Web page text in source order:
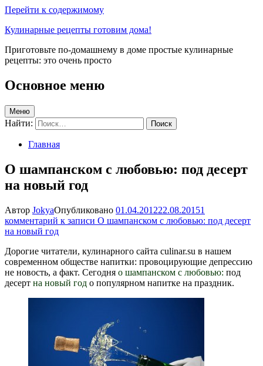
Перейти к содержимому
Кулинарные рецепты готовим дома!
Приготовьте по-домашнему в доме простые кулинарные
рецепты: это очень просто
Основное меню
Меню
Найти:
Главная
О шампанском с любовью: под десерт
на новый год
Автор JokyaОпубликовано 01.04.201222.08.20151
комментарий к записи О шампанском с любовью: под десерт
на новый год
Дорогие читатели, кулинарного сайта culinar.su в нашем
современном обществе напитки: провоцирующие депрессию
не новость, а факт. Сегодня о шампанском с любовью: под
десерт на новый год о популярном напитке на праздник.